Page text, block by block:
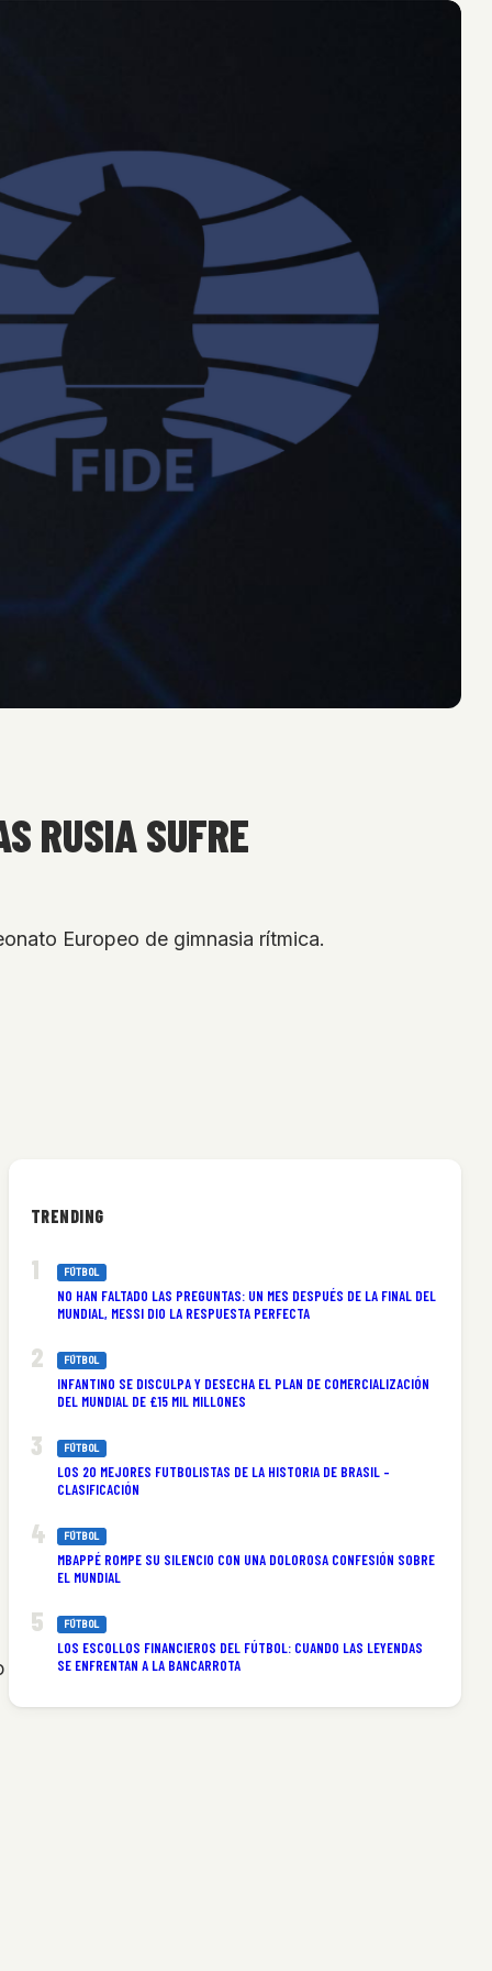
RUSIA SUFRE
Europeo de gimnasia rítmica.
TRENDING
FÚTBOL
NO HAN FALTADO LAS PREGUNTAS: UN MES DESPUÉS DE LA FINAL DEL
MUNDIAL, MESSI DIO LA RESPUESTA PERFECTA
FÚTBOL
INFANTINO SE DISCULPA Y DESECHA EL PLAN DE COMERCIALIZACIÓN
DEL MUNDIAL DE £15 MIL MILLONES
FÚTBOL
LOS 20 MEJORES FUTBOLISTAS DE LA HISTORIA DE BRASIL –
CLASIFICACIÓN
FÚTBOL
MBAPPÉ ROMPE SU SILENCIO CON UNA DOLOROSA CONFESIÓN SOBRE
EL MUNDIAL
FÚTBOL
LOS ESCOLLOS FINANCIEROS DEL FÚTBOL: CUANDO LAS LEYENDAS
SE ENFRENTAN A LA BANCARROTA